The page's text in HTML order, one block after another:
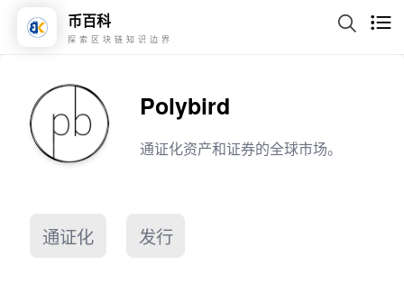
币百科
探索区块链知识边界
Polybird
通证化资产和证券的全球市场。
通证化 发行